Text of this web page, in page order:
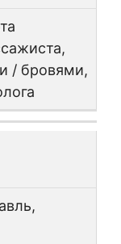
/ бровями,